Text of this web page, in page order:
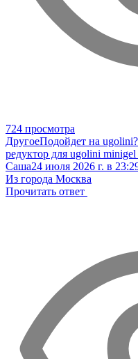
724 просмотра
ДругоеПодойдет на ugolini?
редуктор для ugolini minigel
Саша24 июля 2026 г. в
Из города Москва
Прочитать ответ